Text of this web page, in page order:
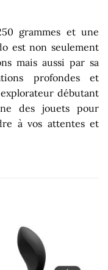
grammes et une
est non seulement
mais aussi par sa
profondes et
débutant
des jouets pour
à vos attentes et